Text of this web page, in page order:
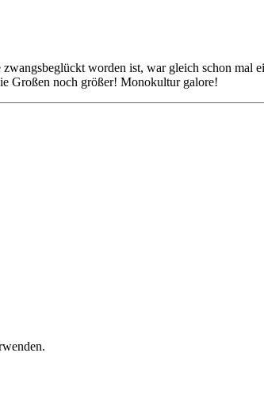
worden ist, war gleich schon
Großen noch größer! Monokultur galore!